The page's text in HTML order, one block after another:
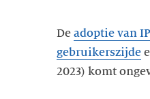
De adoptie van
gebruikerszijde
2023) komt